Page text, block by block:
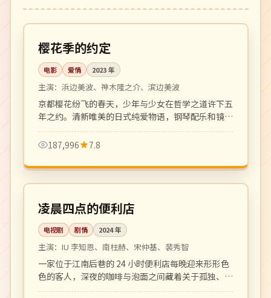
日本
4K
樱花季的约定
电影 爱情 2023年
主演： 浜边美波、神木隆之介、滨边美波
京都樱花纷飞的春天，少年与少女在哲学之道许下五
年之约。清新唯美的日式纯爱物语，钢琴配乐和镜头
语言令人沉醉。
187,996
7.8
韩国
高分 全 16 集
凌晨四点的便利店
电视剧 剧情 2024年
主演： IU 李知恩、南柱赫、宋仲基、裴秀智
一家位于江南后巷的 24 小时便利店每晚迎来形形色
色的客人，深夜的咖啡与泡面之间藏着关于孤独、和
解与温暖的小故事。治愈系群像剧的清新之作。